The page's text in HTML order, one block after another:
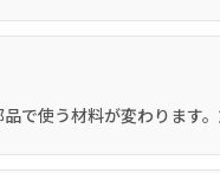
で使う材料が変わります